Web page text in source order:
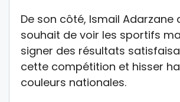
De son côté, Ismail Adarzane
souhait de voir les sportifs
signer des résultats
cette compétition et hisser
couleurs nationales.